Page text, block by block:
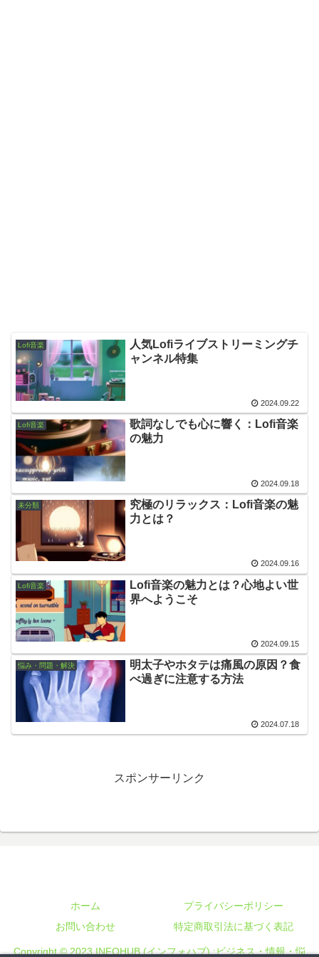
Lofi音楽
人気Lofiライブストリーミングチ
ャンネル特集
2024.09.22
Lofi音楽
歌詞なしでも心に響く：Lofi音楽
の魅力
2024.09.18
未分類
究極のリラックス：Lofi音楽の魅
力とは？
2024.09.16
Lofi音楽
Lofi音楽の魅力とは？心地よい世
界へようこそ
2024.09.15
悩み・問題・解決
明太子やホタテは痛風の原因？食
べ過ぎに注意する方法
2024.07.18
スポンサーリンク
ホーム
プライバシーポリシー
お問い合わせ
特定商取引法に基づく表記
Copyright © 2023 INFOHUB (インフォハブ) :ビジネス・情報・悩